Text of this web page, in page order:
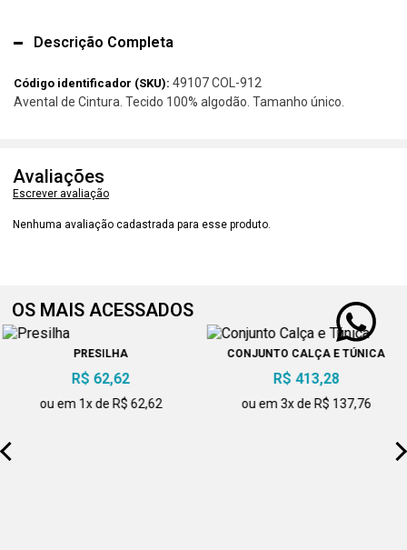
Descrição Completa
Código identificador (SKU): 49107 COL-912
Avental de Cintura. Tecido 100% algodão. Tamanho único.
Avaliações
Escrever avaliação
Nenhuma avaliação cadastrada para esse produto.
OS MAIS ACESSADOS
PRESILHA
R$ 62,62
ou em 1x de R$ 62,62
CONJUNTO CALÇA E TÚNICA
R$ 413,28
ou em 3x de R$ 137,76